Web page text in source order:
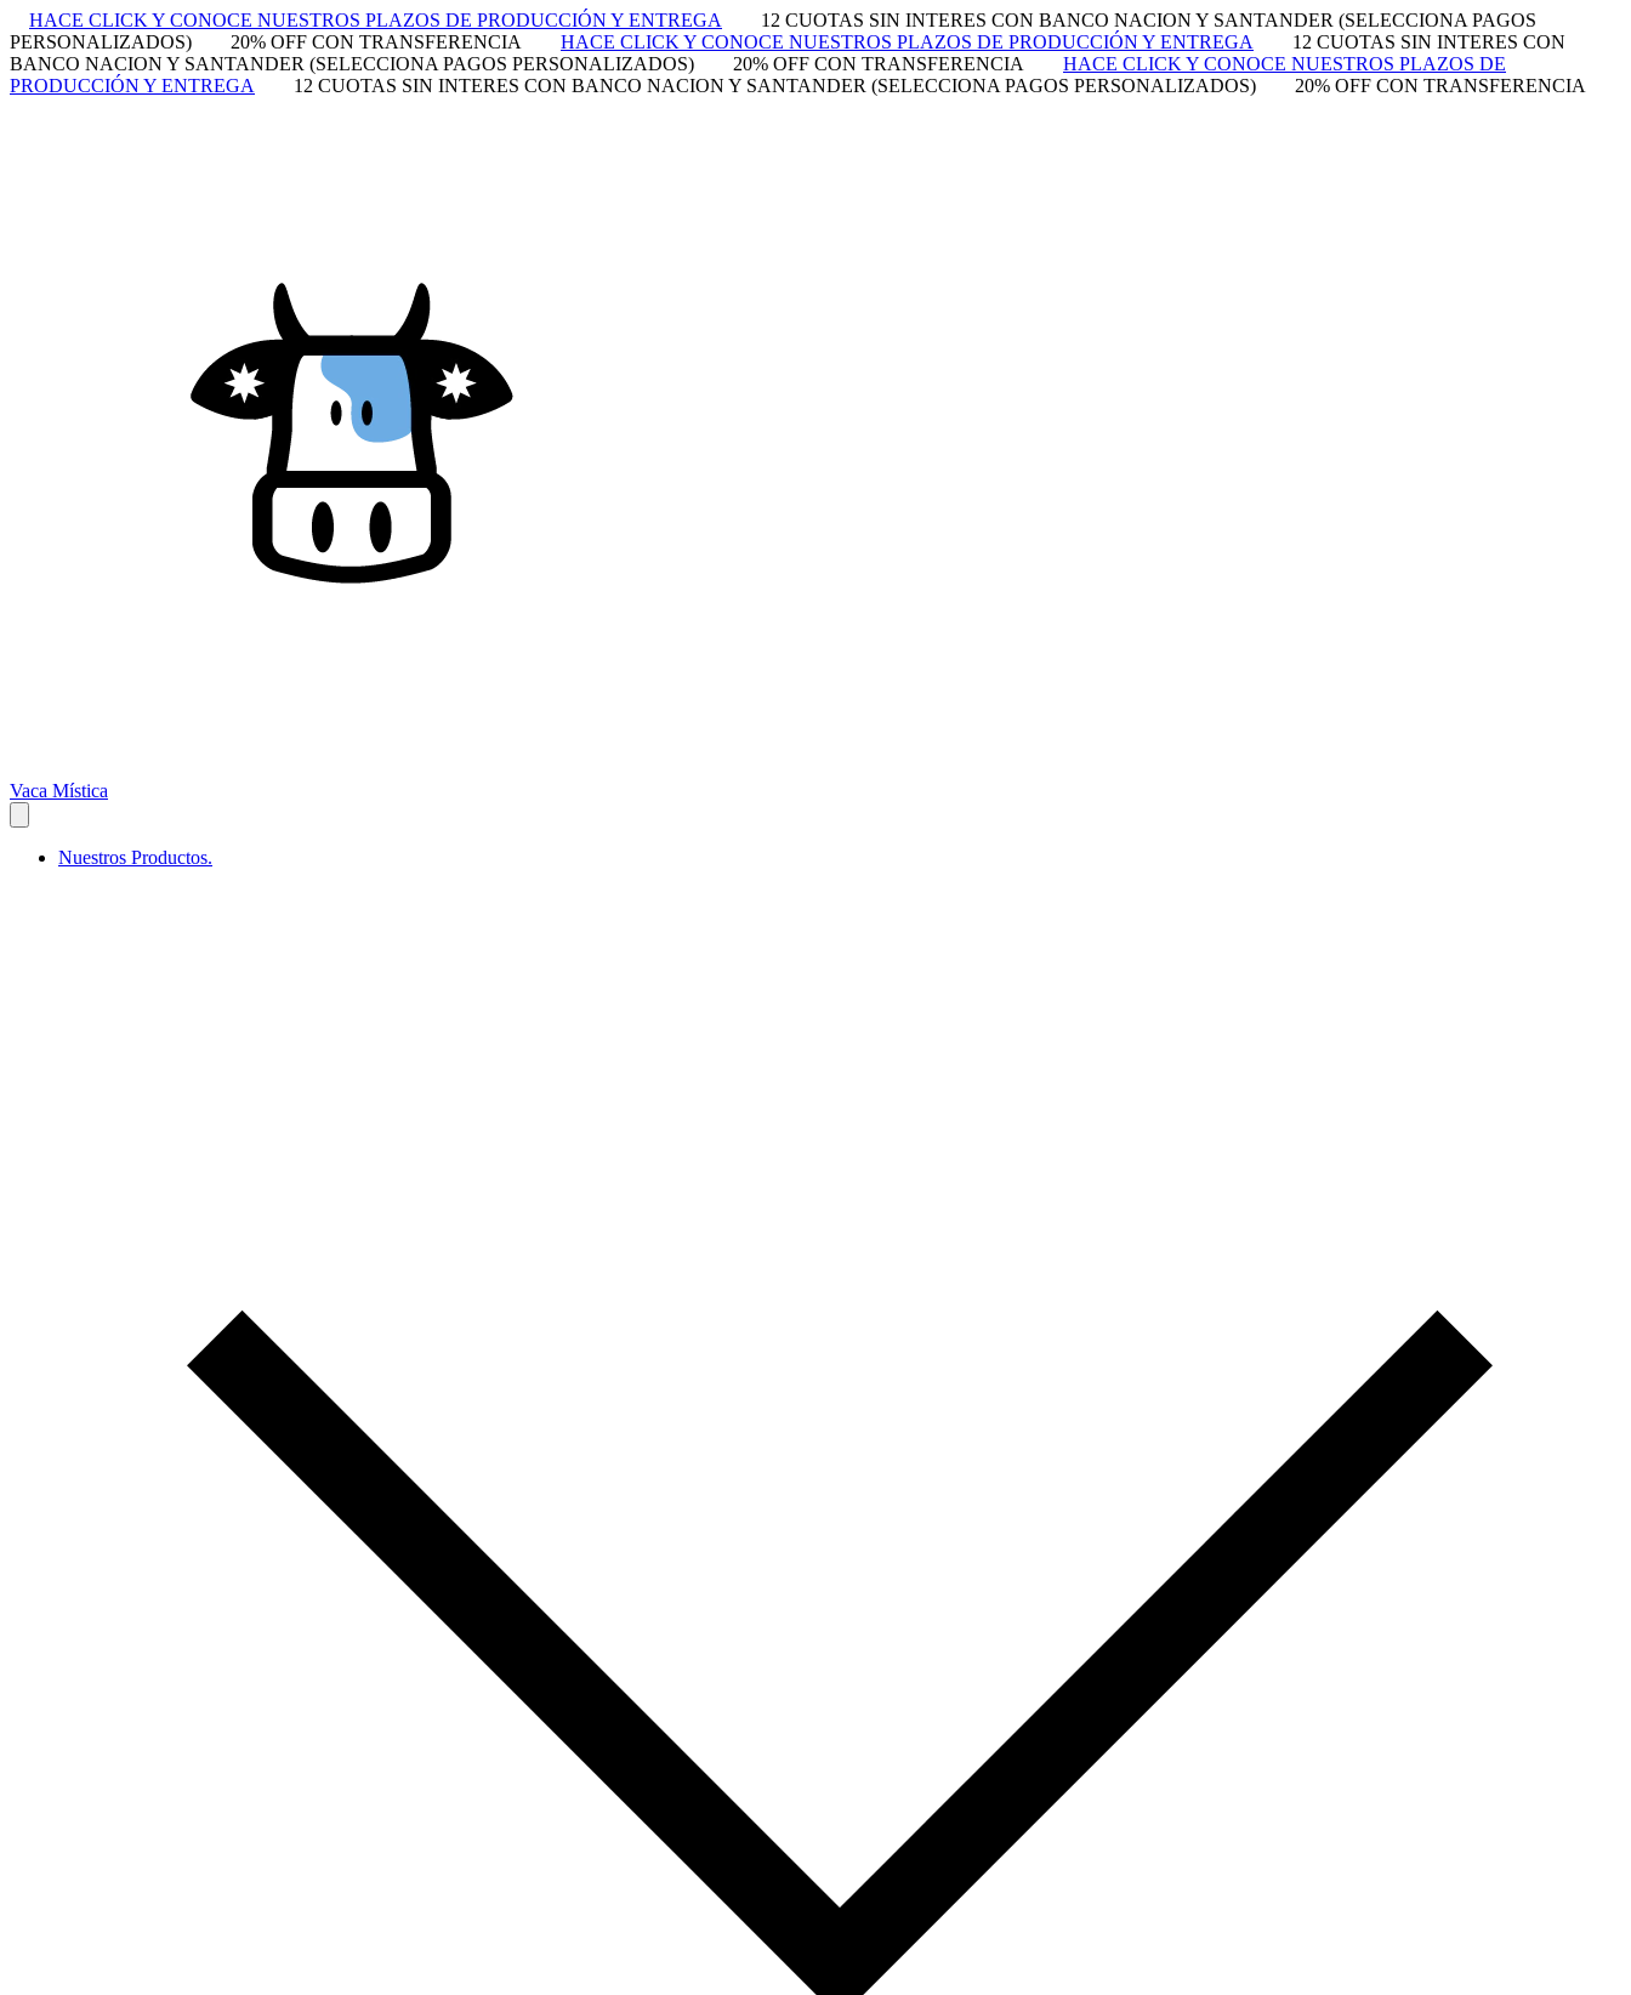
HACE CLICK Y CONOCE NUESTROS PLAZOS DE PRODUCCIÓN Y ENTREGA
12 CUOTAS SIN INTERES CON BANCO NACION Y SANTANDER (SELECCIONA PAGOS
PERSONALIZADOS)
20% OFF CON TRANSFERENCIA HACE CLICK Y CONOCE NUESTROS PLAZOS DE PRODUCCIÓN Y ENTREGA
12 CUOTAS SIN INTERES CON
BANCO NACION Y SANTANDER (SELECCIONA PAGOS PERSONALIZADOS)
20% OFF CON TRANSFERENCIA
HACE CLICK Y CONOCE NUESTROS PLAZOS DE
PRODUCCIÓN Y ENTREGA
12 CUOTAS SIN INTERES CON BANCO NACION Y SANTANDER (SELECCIONA PAGOS PERSONALIZADOS) 20% OFF CON TRANSFERENCIA
Vaca Mística
Nuestros Productos.